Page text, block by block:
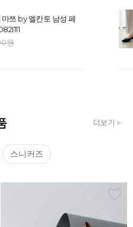
쯔 by 엘칸토 남성 페
원
더보기 >
스니커즈